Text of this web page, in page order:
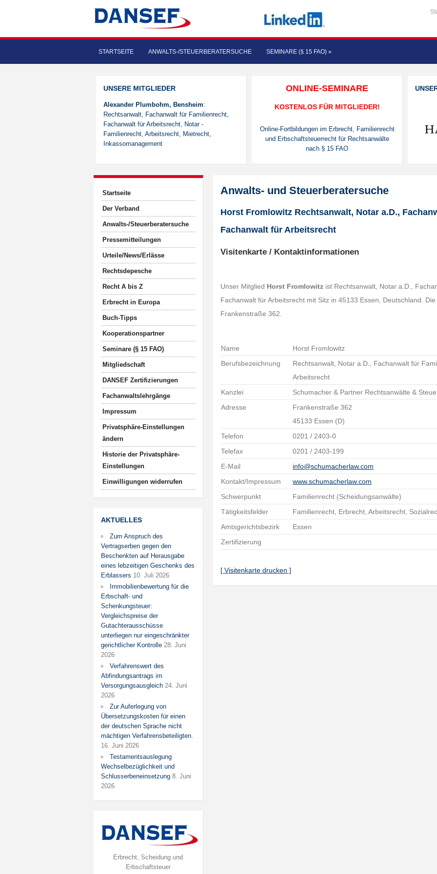
STARTSEITE ANWALTS-/STEUERBERATERSUCHE SEMINARE (§ 15 FAO) »
UNSERE MITGLIEDER
Alexander Plumbohm, Bensheim:
Rechtsanwalt, Fachanwalt für Familienrecht,
Fachanwalt für Arbeitsrecht, Notar -
Familienrecht, Arbeitsrecht, Mietrecht,
Inkassomanagement
ONLINE-SEMINARE
KOSTENLOS FÜR MITGLIEDER!
Online-Fortbildungen im Erbrecht, Familienrecht
und Erbschaftsteuerrecht für Rechtsanwälte
nach § 15 FAO
Startseite
Der Verband
Anwalts-/Steuerberatersuche
Pressemitteilungen
Urteile/News/Erlässe
Rechtsdepesche
Recht A bis Z
Erbrecht in Europa
Buch-Tipps
Kooperationspartner
Seminare (§ 15 FAO)
Mitgliedschaft
DANSEF Zertifizierungen
Fachanwaltslehrgänge
Impressum
Privatsphäre-Einstellungen
ändern
Historie der Privatsphäre-
Einstellungen
Einwilligungen widerrufen
AKTUELLES
Zum Anspruch des
Vertragserben gegen den
Beschenkten auf Herausgabe
eines lebzeitigen Geschenks des
Erblassers 10. Juli 2026
Immobilienbewertung für die
Erbschaft- und
Schenkungsteuer:
Vergleichspreise der
Gutachterausschüsse
unterliegen nur eingeschränkter
gerichtlicher Kontrolle 28. Juni
2026
Verfahrenswert des
Abfindungsantrags im
Versorgungsausgleich 24. Juni
2026
Zur Auferlegung von
Übersetzungskosten für einen
der deutschen Sprache nicht
mächtigen Verfahrensbeteiligten.
16. Juni 2026
Testamentsauslegung
Wechselbezüglichkeit und
Schlusserbeneinsetzung 8. Juni
2026
Erbrecht, Scheidung und
Erbschaftsteuer
Anwalts- und Steuerberatersuche
Horst Fromlowitz Rechtsanwalt, Notar a.D.,
Fachanwalt für Arbeitsrecht
Visitenkarte / Kontaktinformationen
Unser Mitglied Horst Fromlowitz ist Rechtsanwalt, Notar a.D.,
Fachanwalt für Arbeitsrecht mit Sitz in 45133 Essen, Deutschland.
Frankenstraße 362.
Name
Horst Fromlowitz
Berufsbezeichnung
Rechtsanwalt, Notar a.D., Fachanwalt für
Arbeitsrecht
Kanzlei
Schumacher & Partner Rechtsanwälte &
Adresse
Frankenstraße 362
45133 Essen (D)
Telefon
0201 / 2403-0
Telefax
0201 / 2403-199
E-Mail
info@schumacherlaw.com
Kontakt/Impressum
www.schumacherlaw.com
Schwerpunkt
Familienrecht (Scheidungsanwälte)
Tätigkeitsfelder
Familienrecht, Erbrecht, Arbeitsrecht,
Amtsgerichtsbezirk
Essen
Zertifizierung
[ Visitenkarte drucken ]